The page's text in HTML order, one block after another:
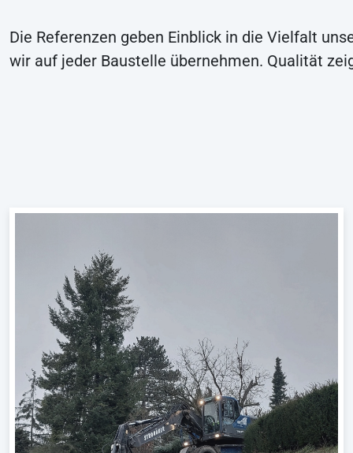
Die Referenzen geben Einblick in die Vielfalt
wir auf jeder Baustelle übernehmen. Qualität